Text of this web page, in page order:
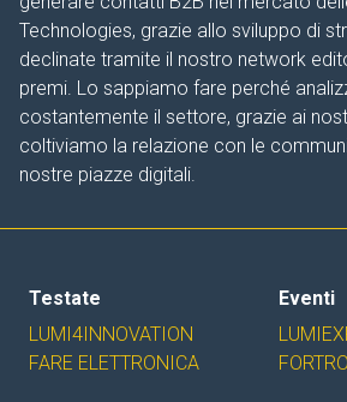
Technologies, grazie allo sviluppo di
declinate tramite il nostro network
premi. Lo sappiamo fare perché
costantemente il settore, grazie ai
coltiviamo la relazione con le
nostre piazze digitali.
Testate
LUMI4INNOVATION
FARE ELETTRONICA
Eventi